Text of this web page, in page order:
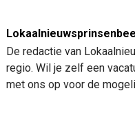
De redactie van
regio. Wil je zelf een
met ons op voor de